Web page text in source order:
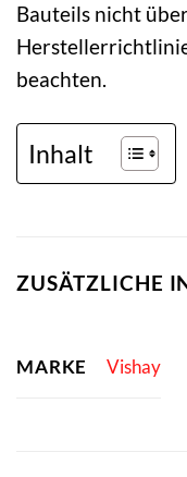
Bauteils nicht
beachten.
Inhalt
ZUSÄTZLICHE
MARKE Vishay